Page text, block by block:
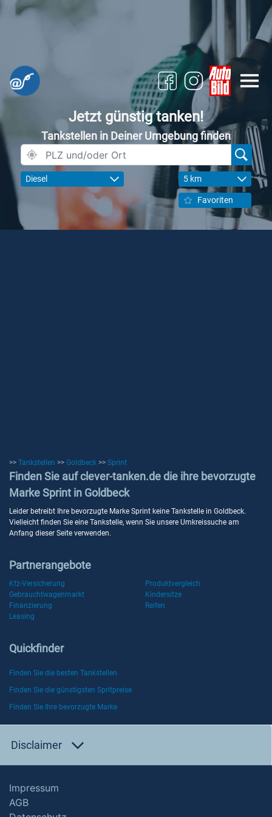
Jetzt günstig tanken!
Tankstellen in Deiner Umgebung finden
Diesel 5 km
Favoriten
>> Tankstellen >> Goldbeck >> Sprint
Finden Sie auf clever-tanken.de die ihre bevorzugte
Marke Sprint in Goldbeck
Leider betreibt Ihre bevorzugte Marke Sprint keine Tankstelle in Goldbeck.
Vielleicht finden Sie eine Tankstelle, wenn Sie unsere Umkreissuche am
Anfang dieser Seite verwenden.
Partnerangebote
Kfz-Versicherung
Produktvergleich
Gebrauchtwagenmarkt
Kindersitze
Finanzierung
Reifen
Leasing
Quickfinder
Finden Sie die besten Tankstellen
Finden Sie die günstigsten Spritpreise
Finden Sie Ihre bevorzugte Marke
Disclaimer
Impressum
AGB